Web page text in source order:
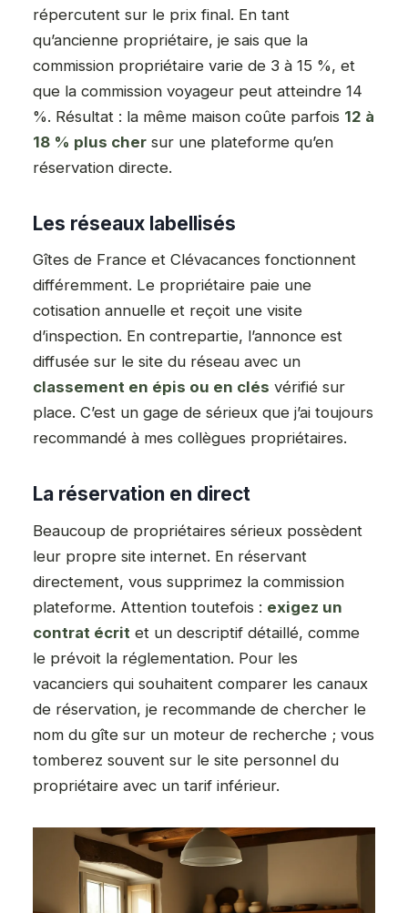
répercutent sur le prix final. En tant
qu’ancienne propriétaire, je sais que la
commission propriétaire varie de 3 à 15 %, et
que la commission voyageur peut atteindre 14
%. Résultat : la même maison coûte parfois 12 à
18 % plus cher sur une plateforme qu’en
réservation directe.
Les réseaux labellisés
Gîtes de France et Clévacances fonctionnent
différemment. Le propriétaire paie une
cotisation annuelle et reçoit une visite
d’inspection. En contrepartie, l’annonce est
diffusée sur le site du réseau avec un
classement en épis ou en clés vérifié sur
place. C’est un gage de sérieux que j’ai toujours
recommandé à mes collègues propriétaires.
La réservation en direct
Beaucoup de propriétaires sérieux possèdent
leur propre site internet. En réservant
directement, vous supprimez la commission
plateforme. Attention toutefois : exigez un
contrat écrit et un descriptif détaillé, comme
le prévoit la réglementation. Pour les
vacanciers qui souhaitent comparer les canaux
de réservation, je recommande de chercher le
nom du gîte sur un moteur de recherche ; vous
tomberez souvent sur le site personnel du
propriétaire avec un tarif inférieur.